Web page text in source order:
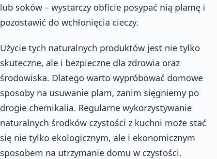
lub soków – wystarczy obficie posypać nią plamę i
pozostawić do wchłonięcia cieczy.
Użycie tych naturalnych produktów jest nie tylko
skuteczne, ale i bezpieczne dla zdrowia oraz
środowiska. Dlatego warto wypróbować domowe
sposoby na usuwanie plam, zanim sięgniemy po
drogie chemikalia. Regularne wykorzystywanie
naturalnych środków czystości z kuchni może stać
się nie tylko ekologicznym, ale i ekonomicznym
sposobem na utrzymanie domu w czystości.